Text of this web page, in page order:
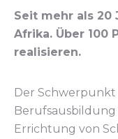
Seit mehr als 20
Afrika. Über 100
realisieren.
Der
Errichtung von